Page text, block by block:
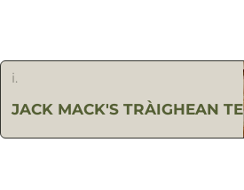
i.
JACK MACK'S TRÀIGHEAN TE